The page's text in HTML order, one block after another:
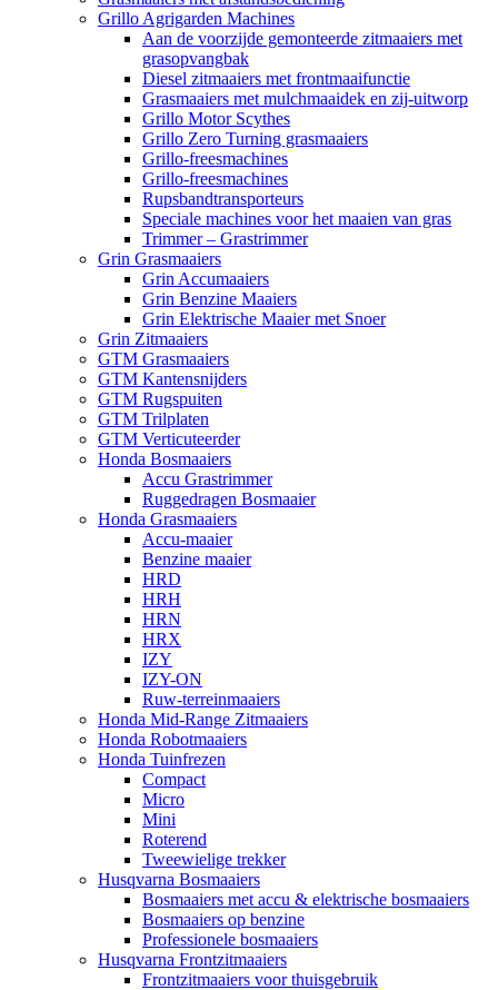
Grillo Agrigarden Machines
Aan de voorzijde gemonteerde zitmaaiers met
grasopvangbak
Diesel zitmaaiers met frontmaaifunctie
Grasmaaiers met mulchmaaidek en zij-uitworp
Grillo Motor Scythes
Grillo Zero Turning grasmaaiers
Grillo-freesmachines
Grillo-freesmachines
Rupsbandtransporteurs
Speciale machines voor het maaien van gras
Trimmer – Grastrimmer
Grin Grasmaaiers
Grin Accumaaiers
Grin Benzine Maaiers
Grin Elektrische Maaier met Snoer
Grin Zitmaaiers
GTM Grasmaaiers
GTM Kantensnijders
GTM Rugspuiten
GTM Trilplaten
GTM Verticuteerder
Honda Bosmaaiers
Accu Grastrimmer
Ruggedragen Bosmaaier
Honda Grasmaaiers
Accu-maaier
Benzine maaier
HRD
HRH
HRN
HRX
IZY
IZY-ON
Ruw-terreinmaaiers
Honda Mid-Range Zitmaaiers
Honda Robotmaaiers
Honda Tuinfrezen
Compact
Micro
Mini
Roterend
Tweewielige trekker
Husqvarna Bosmaaiers
Bosmaaiers met accu & elektrische bosmaaiers
Bosmaaiers op benzine
Professionele bosmaaiers
Husqvarna Frontzitmaaiers
Frontzitmaaiers voor thuisgebruik